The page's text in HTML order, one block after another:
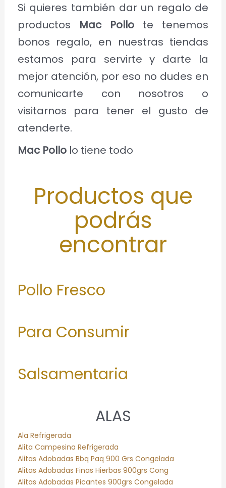
Si quieres también dar un regalo de
productos Mac Pollo te tenemos
bonos regalo, en nuestras tiendas
estamos para servirte y darte la
mejor atención, por eso no dudes en
comunicarte con nosotros o
visitarnos para tener el gusto de
atenderte.
Mac Pollolo tiene todo
Productos que
podrás
encontrar
Pollo Fresco
Para Consumir
Salsamentaria
ALAS
Ala Refrigerada
Alita Campesina Refrigerada
Alitas Adobadas Bbq Paq 900 Grs Congelada
Alitas Adobadas Finas Hierbas 900grs Cong
Alitas Adobadas Picantes 900grs Congelada